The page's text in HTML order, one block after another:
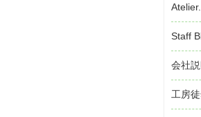
Staff
会社
工房